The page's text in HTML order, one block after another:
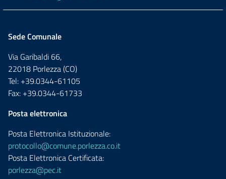
Sede Comunale
Via Garibaldi 66,
22018 Porlezza (CO)
Tel: +39.0344-61105
Fax: +39.0344-61733
Posta elettronica
Posta Elettronica Istituzionale:
protocollo@comune.porlezza.co.it
Posta Elettronica Certificata:
porlezza@pec.it